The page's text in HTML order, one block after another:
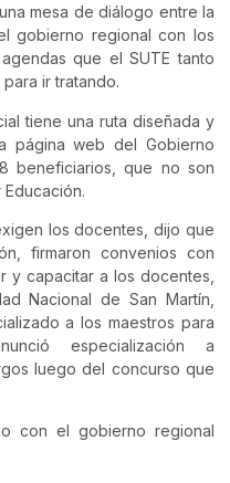
mesa de diálogo entre la
gobierno regional con los
que el SUTE tanto
ir tratando.
tiene una ruta diseñada y
página web del Gobierno
beneficiarios, que no son
los docentes, dijo que
firmaron convenios con
y capacitar a los docentes,
Nacional de San Martín,
a los maestros para
especialización a
luego del concurso que
con el gobierno regional